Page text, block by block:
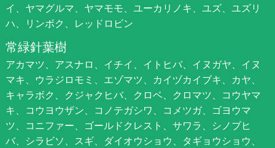
イ、ヤマグルマ、ヤマモモ、ユーカリノキ、ユズ、ユズリ
ハ、リンボク、レッドロビン
常緑針葉樹
アカマツ、アスナロ、イチイ、イトヒバ、イヌガヤ、イヌ
マキ、ウラジロモミ、エゾマツ、カイヅカイブキ、カヤ、
キャラボク、クジャクヒバ、クロベ、クロマツ、コウヤマ
キ、コウヨウザン、コノテガシワ、コメツガ、ゴヨウマ
ツ、コニファー、ゴールドクレスト、サワラ、シノブヒ
バ、シラビソ、スギ、ダイオウショウ、タギョウショウ、